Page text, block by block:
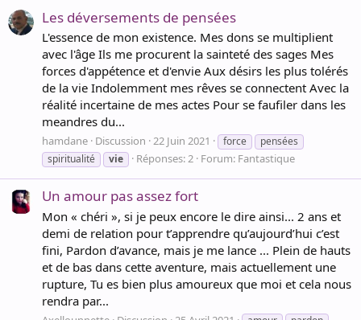
Les déversements de pensées
L'essence de mon existence. Mes dons se multiplient
avec l'âge Ils me procurent la sainteté des sages Mes
forces d'appétence et d'envie Aux désirs les plus tolérés
de la vie Indolemment mes rêves se connectent Avec la
réalité incertaine de mes actes Pour se faufiler dans les
meandres du...
hamdane Discussion 22 Juin 2021 force
pensées
spiritualité
vie Réponses: 2 Forum: Fantastique
Un amour pas assez fort
Mon « chéri », si je peux encore le dire ainsi... 2 ans et
demi de relation pour t’apprendre qu’aujourd’hui c’est
fini, Pardon d’avance, mais je me lance ... Plein de hauts
et de bas dans cette aventure, mais actuellement une
rupture, Tu es bien plus amoureux que moi et cela nous
rendra par...